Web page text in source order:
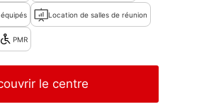
Location de salles de réunion
PMR
le centre